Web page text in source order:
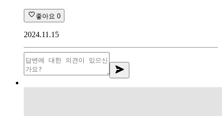
좋아요 0
2024.11.15